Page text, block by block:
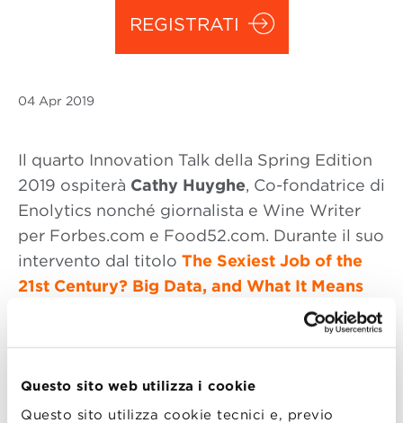
Questo sito web utilizza i cookie
Questo sito utilizza cookie tecnici e, previo
REGISTRATI
04 Apr 2019
Il quarto Innovation Talk della Spring Edition
2019 ospiterà Cathy Huyghe, Co-fondatrice di
Enolytics nonché giornalista e Wine Writer
per Forbes.com e Food52.com. Durante il suo
intervento dal titolo The Sexiest Job of the
21st Century? Big Data, and What It Means
condividerà con la Community di
BBS le opportunità generate dai big data nel
collaborazione con Philip Morris Italia.